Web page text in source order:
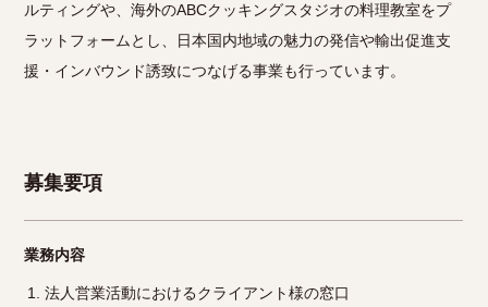
ルティングや、海外のABCクッキングスタジオの料理教室をプ
ラットフォームとし、日本国内地域の魅力の発信や輸出促進支
援・インバウンド誘致につなげる事業も行っています。
募集要項
業務内容
法人営業活動におけるクライアント様の窓口